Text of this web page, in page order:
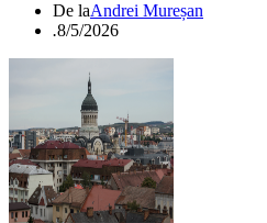
De laAndrei Mureșan
.8/5/2026